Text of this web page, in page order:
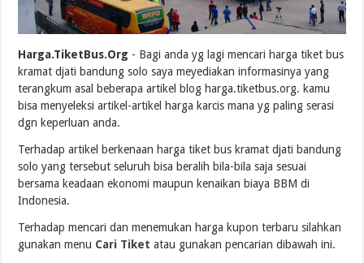
Harga.TiketBus.Org - Bagi anda yg lagi mencari harga tiket bus
kramat djati bandung solo saya meyediakan informasinya yang
terangkum asal beberapa artikel blog harga.tiketbus.org. kamu
bisa menyeleksi artikel-artikel harga karcis mana yg paling serasi
dgn keperluan anda.
Terhadap artikel berkenaan harga tiket bus kramat djati bandung
solo yang tersebut seluruh bisa beralih bila-bila saja sesuai
bersama keadaan ekonomi maupun kenaikan biaya BBM di
Indonesia.
Terhadap mencari dan menemukan harga kupon terbaru silahkan
gunakan menu Cari Tiket atau gunakan pencarian dibawah ini.